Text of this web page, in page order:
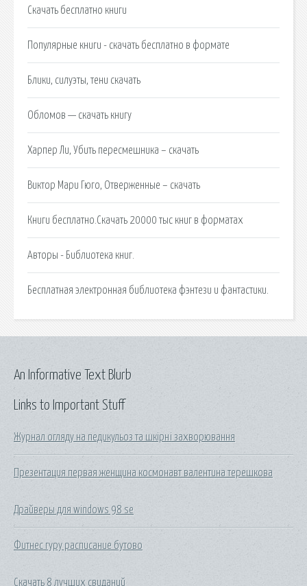
Cкачать бесплатно книги
Популярные книги - скачать бесплатно в формате
Блики, силуэты, тени скачать
Обломов — скачать книгу
Харпер Ли, Убить пересмешника – скачать
Виктор Мари Гюго, Отверженные – скачать
Книги бесплатно.Скачать 20000 тыс книг в форматах
Авторы - Библиотека книг.
Бесплатная электронная библиотека фэнтези и фантастики.
Links to Important Stuff
Журнал огляду на педикульоз та шкірні захворювання
Презентация первая женщина космонавт валентина терешкова
Драйверы для windows 98 se
Фитнес гуру расписание бутово
Скачать 8 лучших свиданий
An Informative Text Blurb